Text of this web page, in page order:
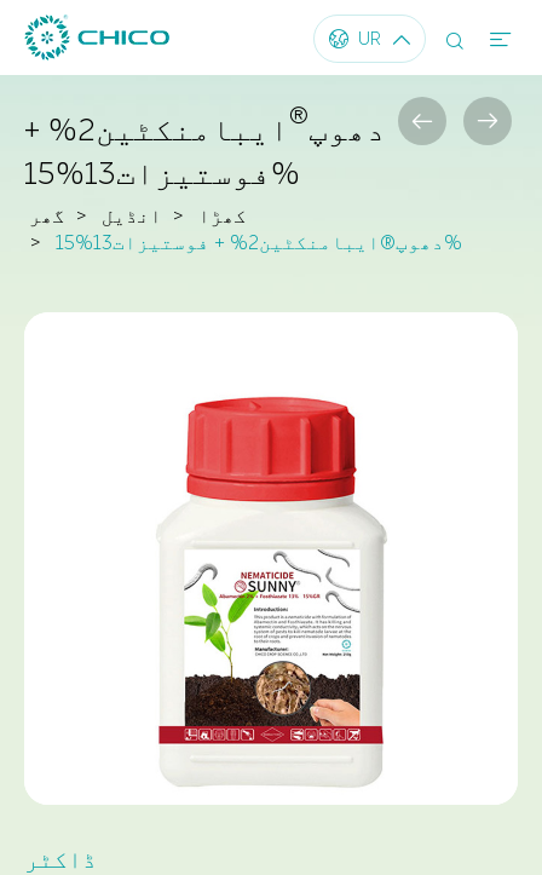
 UR   
دھوپ®
ایبامنکٹین2% +
فوستیزات13%15%
گھر انڈیل
کھڑا
دھوپ®ایبامنکٹین2% + فوستیزات13%15%
 
ڈاکٹر